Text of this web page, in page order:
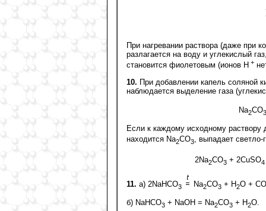
При нагревании раствора (даже при
разлагается на воду и углекислый
становится фиолетовым (ионов Н +
10. При добавлении капель соляной
наблюдается выделение газа
Na2CO3
Если к каждому исходному раствору
находится Na2CO3 , выпадает
2Na2CO3 + 2CuSO4
11. а) 2NaHCO3 Na2CO3 + H2O + CO
б) NaHCO3 + NaOH = Na2CO3 + H2O.